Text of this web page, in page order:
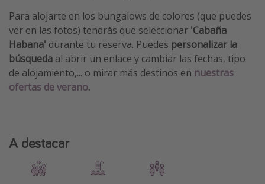
Para alojarte en los bungalows de colores (que puedes
ver en las fotos) tendrás que seleccionar 'Cabaña
Habana' durante tu reserva. Puedes personalizar la
búsqueda al abrir un enlace y cambiar las fechas, tipo
de alojamiento,... o mirar más destinos en nuestras
ofertas de verano.
A destacar